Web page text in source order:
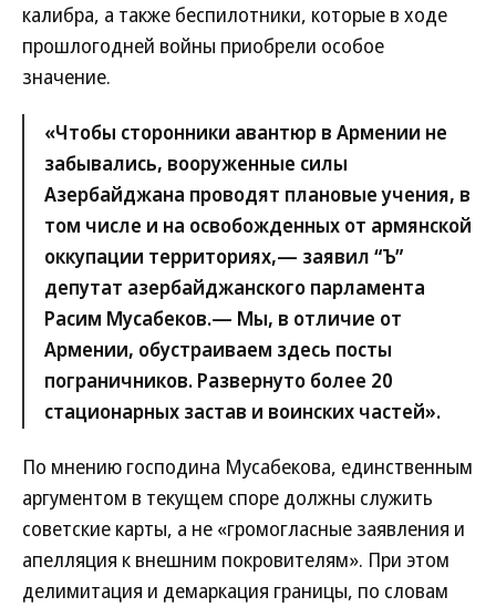
калибра, а также беспилотники, которые в ходе
прошлогодней войны приобрели особое
значение.
«Чтобы сторонники авантюр в Армении не
забывались, вооруженные силы
Азербайджана проводят плановые учения, в
том числе и на освобожденных от армянской
оккупации территориях,— заявил “Ъ”
депутат азербайджанского парламента
Расим Мусабеков.— Мы, в отличие от
Армении, обустраиваем здесь посты
пограничников. Развернуто более 20
стационарных застав и воинских частей».
По мнению господина Мусабекова, единственным
аргументом в текущем споре должны служить
советские карты, а не «громогласные заявления и
апелляция к внешним покровителям». При этом
делимитация и демаркация границы, по словам